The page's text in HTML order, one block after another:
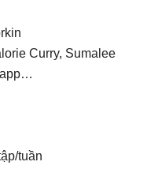
Curry, Sumalee
tuần